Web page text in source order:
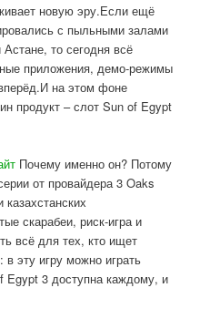
новую эру.Если ещё
с пыльными залами
то сегодня всё
приложения, демо-режимы
на этом фоне
продукт – слот Sun of Egypt
Почему именно он? Потому
от провайдера 3 Oaks
скарабеи, риск-игра и
всё для тех, кто ищет
эту игру можно играть
Egypt 3 доступна каждому, и